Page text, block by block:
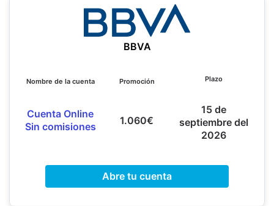
BBVA
Nombre de la cuenta
Cuenta Online
Sin comisiones
Promoción
1.060€
Plazo
15 de
septiembre del
2026
Abre tu cuenta